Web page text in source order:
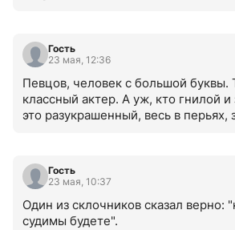
Гость
23 мая, 12:36
Певцов, человек с большой буквы.
классный актер. А уж, кто гнилой и
это разукрашенный, весь в перьях,
выползает, отряхивается и дальше
Гость
23 мая, 10:37
Один из склочников сказал верно:
судимы будете".